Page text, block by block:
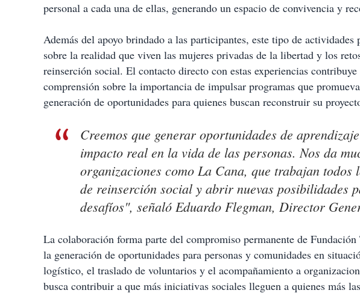
personal a cada una de ellas, generando un espacio de convivencia y
Además del apoyo brindado a las participantes, este tipo de
sobre la realidad que viven las mujeres privadas de la libertad y los
reinserción social. El contacto directo con estas experiencias
comprensión sobre la importancia de impulsar programas que
generación de oportunidades para quienes buscan reconstruir su
Creemos que generar oportunidades de
impacto real en la vida de las personas. Nos da
organizaciones como La Cana, que trabajan
de reinserción social y abrir nuevas posibilidades
desafíos", señaló Eduardo Flegman, Director
La colaboración forma parte del compromiso permanente de
la generación de oportunidades para personas y comunidades en
logístico, el traslado de voluntarios y el acompañamiento a
busca contribuir a que más iniciativas sociales lleguen a quienes más